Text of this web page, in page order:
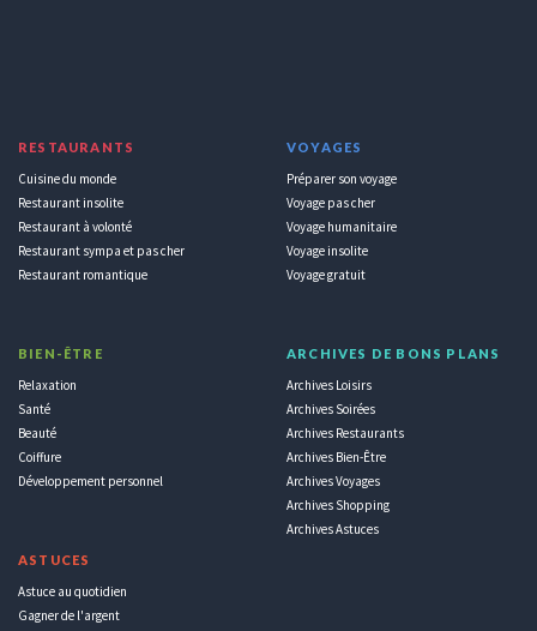
RESTAURANTS
Cuisine du monde
Restaurant insolite
Restaurant à volonté
Restaurant sympa et pas cher
Restaurant romantique
BIEN-ÊTRE
Relaxation
Santé
Beauté
Coiffure
Développement personnel
ASTUCES
Astuce au quotidien
Gagner de l'argent
VOYAGES
Préparer son voyage
Voyage pas cher
Voyage humanitaire
Voyage insolite
Voyage gratuit
ARCHIVES DE BONS PLANS
Archives Loisirs
Archives Soirées
Archives Restaurants
Archives Bien-Être
Archives Voyages
Archives Shopping
Archives Astuces